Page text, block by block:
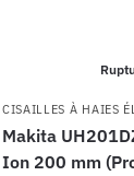
CISAILLES À HAIES
Makita
Ion 200 mm